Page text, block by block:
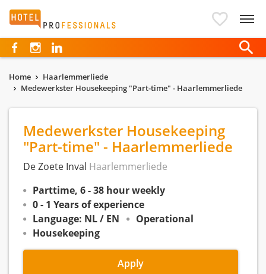
Hotelprofessionals
Home
Haarlemmerliede
Medewerkster Housekeeping "Part-time" - Haarlemmerliede
Medewerkster Housekeeping
"Part-time" - Haarlemmerliede
De Zoete Inval Haarlemmerliede
Parttime, 6 - 38 hour weekly
0 - 1 Years of experience
Language: NL / EN
Operational
Housekeeping
Apply